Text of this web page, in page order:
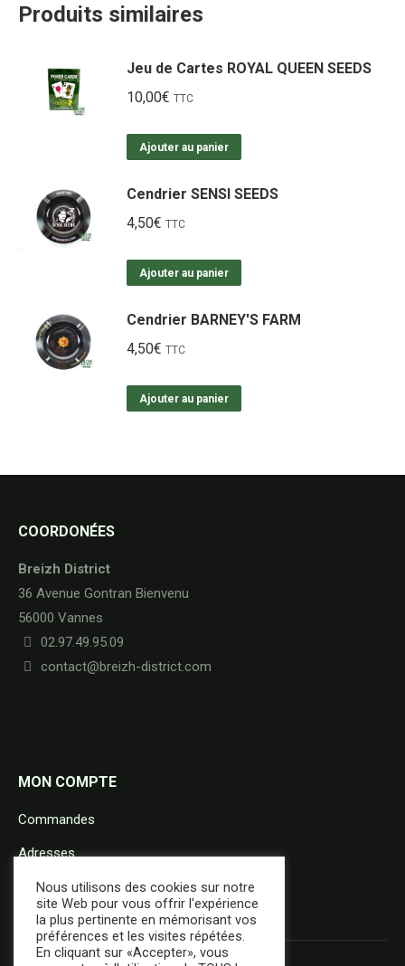
Produits similaires
Jeu de Cartes ROYAL QUEEN SEEDS
10,00€ TTC
Ajouter au panier
Cendrier SENSI SEEDS
4,50€ TTC
Ajouter au panier
Cendrier BARNEY'S FARM
4,50€ TTC
Ajouter au panier
COORDONÉES
Breizh District
36 Avenue Gontran Bienvenu
56000 Vannes
02.97.49.95.09
contact@breizh-district.com
MON COMPTE
Commandes
Adresses
Détails du compte
Nous utilisons des cookies sur notre
site Web pour vous offrir l'expérience
la plus pertinente en mémorisant vos
préférences et les visites répétées.
En cliquant sur «Accepter», vous